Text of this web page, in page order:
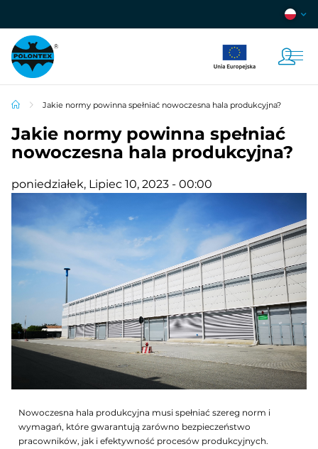
Jakie normy powinna spełniać nowoczesna hala produkcyjna?
Jakie normy powinna spełniać
nowoczesna hala produkcyjna?
poniedziałek, Lipiec 10, 2023 - 00:00
Nowoczesna hala produkcyjna musi spełniać szereg norm i
wymagań, które gwarantują zarówno bezpieczeństwo
pracowników, jak i efektywność procesów produkcyjnych.